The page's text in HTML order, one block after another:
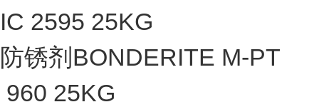
IC 2595 25KG
防锈剂BONDERITE M-PT
960 25KG